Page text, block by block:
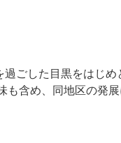
ごした目黒をはじ
も含め、同地区の発